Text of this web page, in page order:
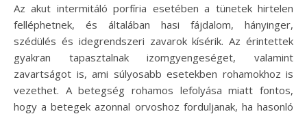
Az akut intermitáló porfíria esetében a tünetek hirtelen
felléphetnek, és általában hasi fájdalom, hányinger,
szédülés és idegrendszeri zavarok kísérik. Az érintettek
gyakran tapasztalnak izomgyengeséget, valamint
zavartságot is, ami súlyosabb esetekben rohamokhoz is
vezethet. A betegség rohamos lefolyása miatt fontos,
hogy a betegek azonnal orvoshoz forduljanak, ha hasonló